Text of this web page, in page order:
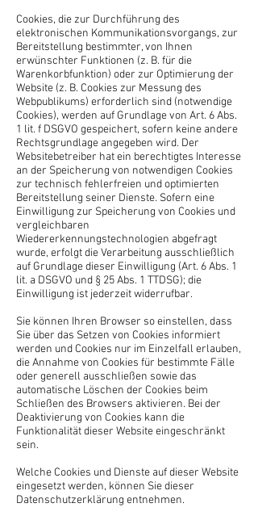
Cookies, die zur Durchführung des
elektronischen Kommunikationsvorgangs, zur
Bereitstellung bestimmter, von Ihnen
erwünschter Funktionen (z. B. für die
Warenkorbfunktion) oder zur Optimierung der
Website (z. B. Cookies zur Messung des
Webpublikums) erforderlich sind (notwendige
Cookies), werden auf Grundlage von Art. 6 Abs.
1 lit. f DSGVO gespeichert, sofern keine andere
Rechtsgrundlage angegeben wird. Der
Websitebetreiber hat ein berechtigtes Interesse
an der Speicherung von notwendigen Cookies
zur technisch fehlerfreien und optimierten
Bereitstellung seiner Dienste. Sofern eine
Einwilligung zur Speicherung von Cookies und
vergleichbaren
Wiedererkennungstechnologien abgefragt
wurde, erfolgt die Verarbeitung ausschließlich
auf Grundlage dieser Einwilligung (Art. 6 Abs. 1
lit. a DSGVO und § 25 Abs. 1 TTDSG); die
Einwilligung ist jederzeit widerrufbar.
Sie können Ihren Browser so einstellen, dass
Sie über das Setzen von Cookies informiert
werden und Cookies nur im Einzelfall erlauben,
die Annahme von Cookies für bestimmte Fälle
oder generell ausschließen sowie das
automatische Löschen der Cookies beim
Schließen des Browsers aktivieren. Bei der
Deaktivierung von Cookies kann die
Funktionalität dieser Website eingeschränkt
sein.
Welche Cookies und Dienste auf dieser Website
eingesetzt werden, können Sie dieser
Datenschutzerklärung entnehmen.